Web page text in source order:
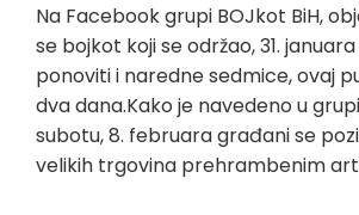
Na Facebook grupi BOJkot BiH,
se bojkot koji se održao, 31.
ponoviti i naredne sedmice, ovaj
dva dana.Kako je navedeno u
subotu, 8. februara građani se
velikih trgovina prehrambenim